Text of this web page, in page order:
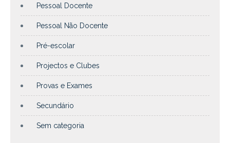
Pessoal Docente
Pessoal Não Docente
Pré-escolar
Projectos e Clubes
Provas e Exames
Secundário
Sem categoria